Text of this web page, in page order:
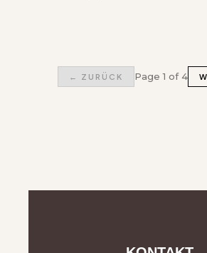
← ZURÜCK Page 1 of 4